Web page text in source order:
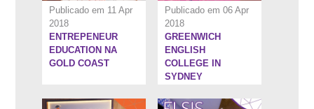
Publicado em 11 Apr
2018
ENTREPENEUR
EDUCATION NA
GOLD COAST
Publicado em 06 Apr
2018
GREENWICH
ENGLISH
COLLEGE IN
SYDNEY
6:34''